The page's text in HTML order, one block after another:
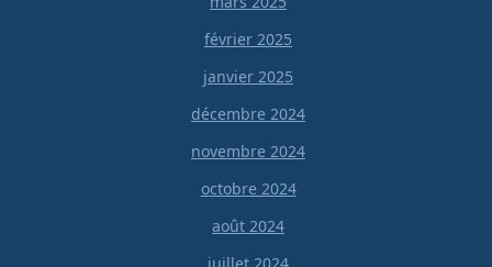
février 2025
janvier 2025
décembre 2024
novembre 2024
octobre 2024
août 2024